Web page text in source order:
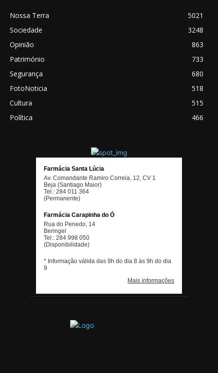
Nossa Terra
5021
Sociedade
3248
Opinião
863
Património
733
Segurança
680
FotoNoticia
518
Cultura
515
Política
466